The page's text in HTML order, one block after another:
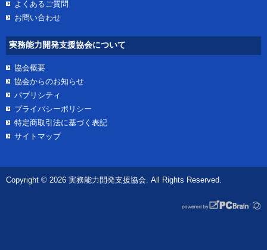
よくあるご質問
お問い合わせ
実務能力開発支援協会について
協会概要
協会からのお知らせ
パブリシティ
プライバシーポリシー
特定商取引法に基づく表記
サイトマップ
Copyright © 2026 実務能力開発支援協会. All Rights Reserved.